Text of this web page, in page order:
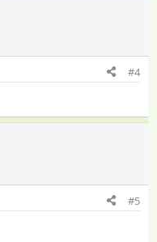
#4
#5